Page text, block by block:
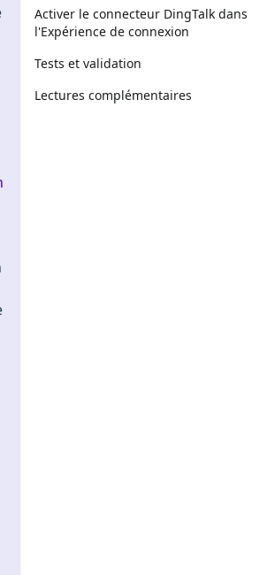
Activer le connecteur DingTalk dans
l'Expérience de connexion
Tests et validation
Lectures complémentaires